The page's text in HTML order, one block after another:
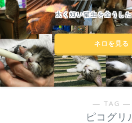
太く短い猫生を全うし
ネロを見る
― TAG ―
ピコグリ